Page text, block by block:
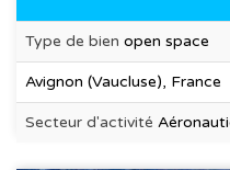
Type de bien open space
Avignon (Vaucluse), France
Secteur d'activité